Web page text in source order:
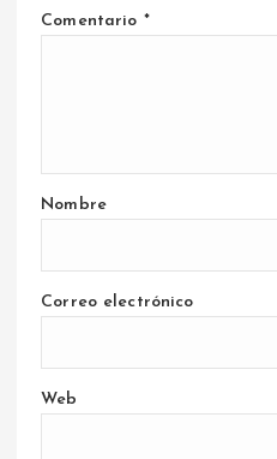
Comentario *
Nombre
Correo electrónico
Web